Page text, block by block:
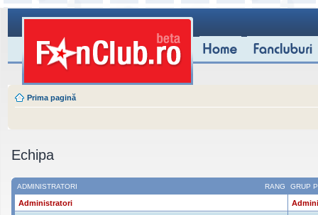
Prima pagină
Echipa
RANG
ADMINISTRATORI GRUP
Administratori